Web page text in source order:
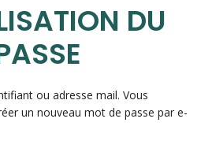
DU
ou adresse mail. Vous
un nouveau mot de passe par e-